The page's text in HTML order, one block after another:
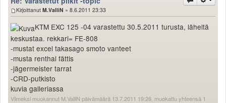
Kirjoittanut M.ValliN » 8.6.2011 23:33
KTM EXC 125 -04 varastettu 30.5.2011 turusta, läheltä
keskustaa. rekkari= FE-808
-mustat excel takasago smoto vanteet
-musta renthal fättis
-jägermeister tarrat
-CRD-putkisto
kuvia galleriassa
Viimeksi muokannut M.ValliN päivämäärä 13.7.2011 19:26, muokattu yhteensä 1